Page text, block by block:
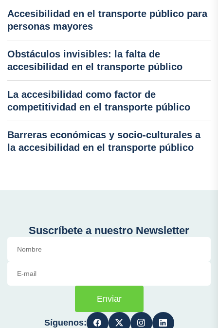
Accesibilidad en el transporte público para
personas mayores
Obstáculos invisibles: la falta de
accesibilidad en el transporte público
La accesibilidad como factor de
competitividad en el transporte público
Barreras económicas y socio-culturales a
la accesibilidad en el transporte público
Suscríbete a nuestro Newsletter
Enviar
Síguenos: